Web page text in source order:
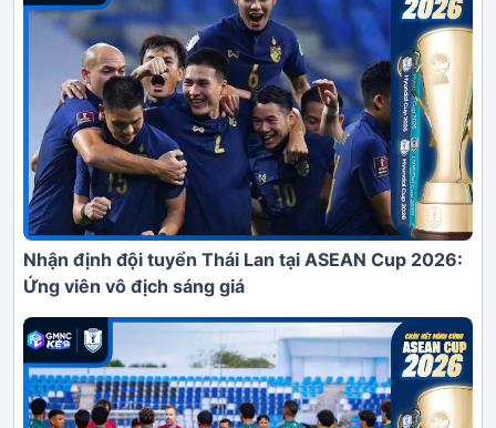
Nhận định đội tuyển Thái Lan tại ASEAN Cup 2026:
Ứng viên vô địch sáng giá